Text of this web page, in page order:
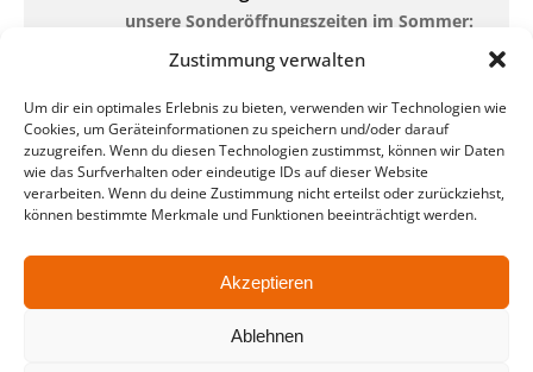
Zustimmung verwalten
Um dir ein optimales Erlebnis zu bieten, verwenden wir Technologien wie
Cookies, um Geräteinformationen zu speichern und/oder darauf
zuzugreifen. Wenn du diesen Technologien zustimmst, können wir Daten
wie das Surfverhalten oder eindeutige IDs auf dieser Website
verarbeiten. Wenn du deine Zustimmung nicht erteilst oder zurückziehst,
können bestimmte Merkmale und Funktionen beeinträchtigt werden.
Akzeptieren
Ablehnen
unsere Sonderöffnungszeiten im Sommer:
in der Zeit vom 06.07. – 07.08.2026
Montag – Freitag: 10-18 Uhr Samstag:
geschlossen
Standort
QUARTERBACK Immobilien ARENA
Am Sportforum 2, 04105 Leipzig
Nahverkehr: Straßenbahn Linien 3, 4, 7, 8, 15